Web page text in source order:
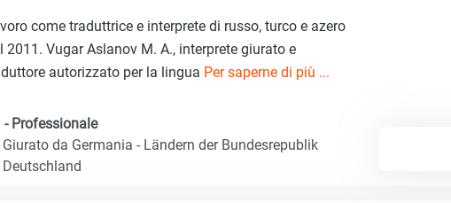
come traduttrice e interprete di russo, turco e azero
2011. Vugar Aslanov M. A., interprete giurato e
autorizzato per la lingua Per saperne di più ...
- Professionale
Giurato da Germania - Ländern der Bundesrepublik
Deutschland